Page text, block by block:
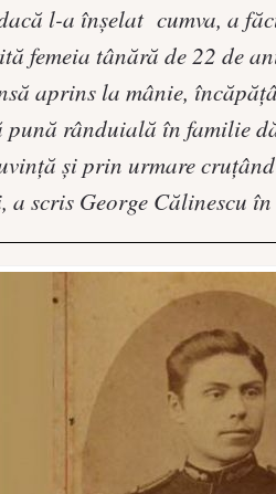
l-a înşelat cumva, a
femeia tânără de 22 de
aprins la mânie,
pună rânduială în familie
şi prin urmare
scris George Călinescu